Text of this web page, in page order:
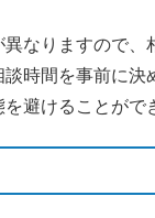
なりますので、
時間を事前に決
避けることがで